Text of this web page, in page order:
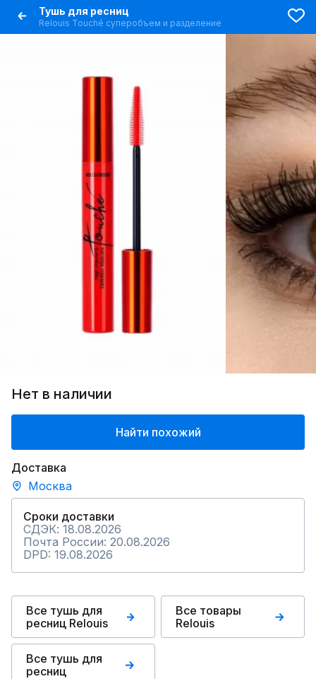
Тушь для ресниц
Relouis Touché суперобъем и разделение
Нет в наличии
Найти похожий
Доставка
Москва
Сроки доставки
СДЭК: 18.08.2026
Почта России: 20.08.2026
DPD: 19.08.2026
Все тушь для
ресниц Relouis
Все товары
Relouis
Все тушь для
ресниц